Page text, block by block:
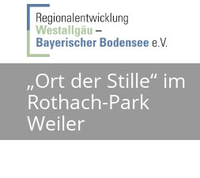
„Ort der Stille“ im
Rothach-Park
Weiler